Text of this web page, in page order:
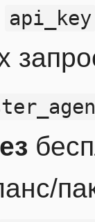
api_key